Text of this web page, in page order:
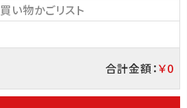
買い物かごリスト
合計金額：￥0